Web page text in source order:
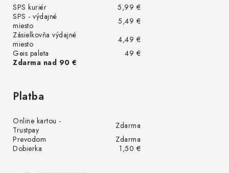
SPS kuriér
5,99 €
SPS - výdajné
miesto
5,49 €
Zásielkovňa výdajné
miesto
4,49 €
Geis paleta
49 €
Zdarma nad 90 €
Platba
Online kartou -
Trustpay
Zdarma
Prevodom
Zdarma
Dobierka
1,50 €